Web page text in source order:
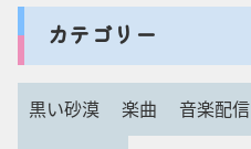
カテゴリー
黒い砂漠 楽曲 音楽配信